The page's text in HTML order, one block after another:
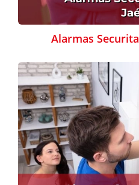
Alarmas